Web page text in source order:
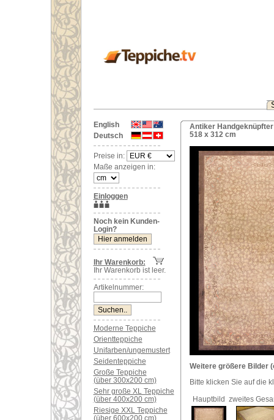
English
Deutsch
Preise in:
Maße anzeigen in:
Einloggen
Noch kein Kunden-
Login?
Ihr Warenkorb:
Ihr Warenkorb ist leer.
Artikelnummer:
Moderne Teppiche
Orientteppiche
Unifarben/ungemustert
Seidenteppiche
Große Teppiche
(über 300x200 cm)
Sehr große XL Teppiche
(über 400x200 cm)
Riesige XXL Teppiche
(über 600x200 cm)
Antiker Handgeknüpfter
518 x 312 cm
Weitere größere Bilder
Bitte klicken Sie auf die
Hauptbild zweites